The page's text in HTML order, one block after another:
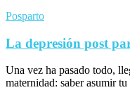
Posparto
La depresión post
Una vez ha pasado todo,
maternidad: saber asumir